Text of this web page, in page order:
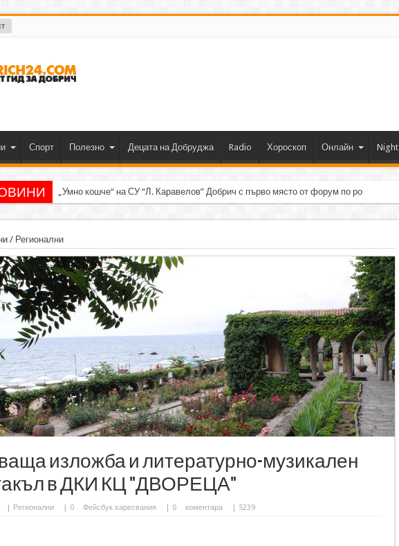
Спорт Полезно Децата на Добруджа Radio Хороскоп Онлайн Night
„Умно кошче“ на СУ “Л. Каравелов” Добрич с първо място от форум по роботика
/ Регионални
изложба и литературно-музикален
в ДКИ КЦ "ДВОРЕЦА"
| Регионални | 0 Фейсбук харесвания | 0 коментара | 5239